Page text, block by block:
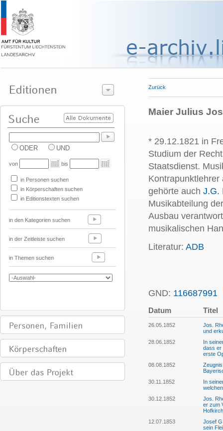
ODER UND
von bis
in Personen suchen
in Körperschaften suchen
in Editionstexten suchen
in den Kategorien suchen
in der Zeitleiste suchen
in Themen suchen
Zurück
Maier Julius
* 29.12.1821 in
Studium der
Staatsdienst.
gehörte auch J.G.
Musikabteilung
Ausbau
musikalischen
Literatur: ADB
GND: 116687991
Datum Titel
26.05.1852
Jos.
und
28.06.1852
In
dass er
erste
08.08.1852
30.11.1852
In
30.12.1852
Jos.
er zum
12.07.1853
Josef
sein